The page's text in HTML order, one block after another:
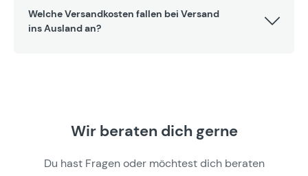
Welche Versandkosten fallen bei Versand
ins Ausland an?
Wir beraten dich gerne
Du hast Fragen oder möchtest dich beraten